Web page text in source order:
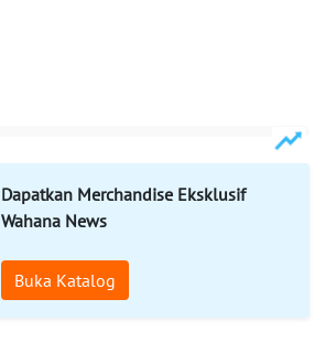
Dapatkan Merchandise Eksklusif
Wahana News
Buka Katalog